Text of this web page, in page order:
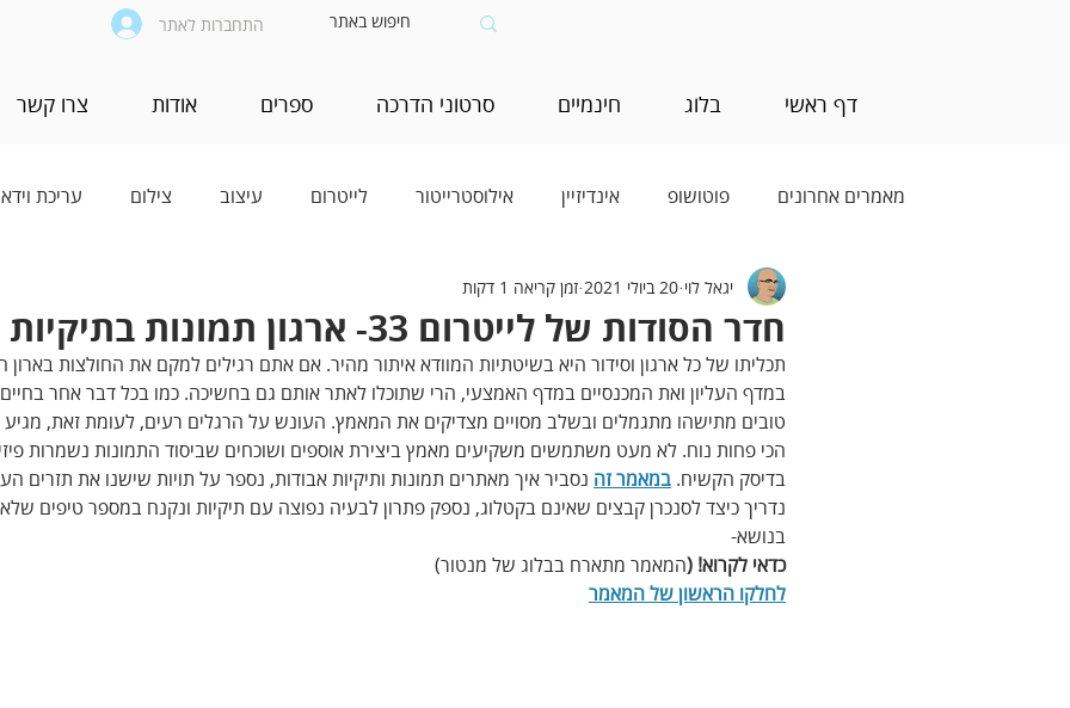
התחברות לאתר
דף ראשי בלוג חינמיים סרטוני הדרכה ספרים אודות צרו קשר
מאמרים אחרונים פוטושופ אינדיזיין אילוסטרייטור לייטרום עיצוב צילום עריכת
בינה מלאכותית (AI)
חדר הסודות של לייטרום 33- ארגון תמונות בתיקיות
יגאל לוי 20 ביולי 2021 זמן קריאה 1 דקות
תכליתו של כל ארגון וסידור היא בשיטתיות המוודא איתור מהיר. אם אתם רגילים למקם את החולצות בארון
במדף העליון ואת המכנסיים במדף האמצעי, הרי שתוכלו לאתר אותם גם בחשיכה. כמו בכל דבר אחר
טובים מתישהו מתגמלים ובשלב מסויים מצדיקים את המאמץ. העונש על הרגלים רעים, לעומת זאת, מגיע
הכי פחות נוח. לא מעט משתמשים משקיעים מאמץ ביצירת אוספים ושוכחים שביסוד התמונות נשמרות
בדיסק הקשיח. במאמר זה נסביר איך מאתרים תמונות ותיקיות אבודות, נספר על תויות שישנו את תזרים
נדריך כיצד לסנכרן קבצים שאינם בקטלוג, נספק פתרון לבעיה נפוצה עם תיקיות ונקנח במספר טיפים
בנושא-
כדאי לקרוא! (המאמר מתארח בבלוג של מנטור)
לחלקו הראשון של המאמר